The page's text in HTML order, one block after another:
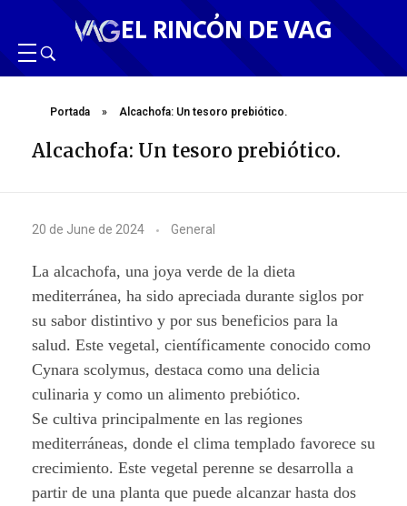
EL RINCÓN DE VAG
Portada » Alcachofa: Un tesoro prebiótico.
Alcachofa: Un tesoro prebiótico.
A
l
c
a
c
h
o
f
20 de June de 2024 General
La alcachofa, una joya verde de la dieta
mediterránea, ha sido apreciada durante siglos por
su sabor distintivo y por sus beneficios para la
salud. Este vegetal, científicamente conocido como
Cynara scolymus, destaca como una delicia
culinaria y como un alimento prebiótico.
Se cultiva principalmente en las regiones
mediterráneas, donde el clima templado favorece su
crecimiento. Este vegetal perenne se desarrolla a
partir de una planta que puede alcanzar hasta dos